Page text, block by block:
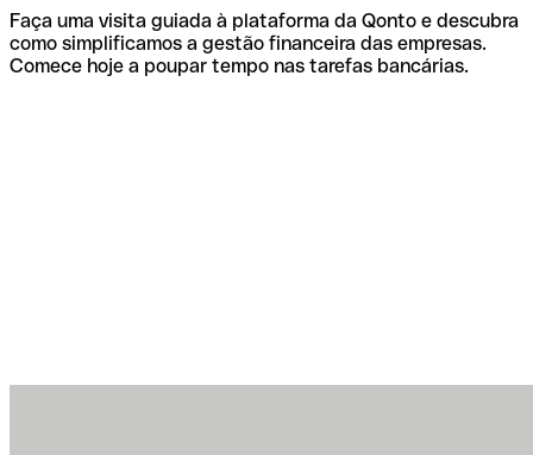
Faça uma visita guiada à plataforma da Qonto e descubra
como simplificamos a gestão financeira das empresas.
Comece hoje a poupar tempo nas tarefas bancárias.